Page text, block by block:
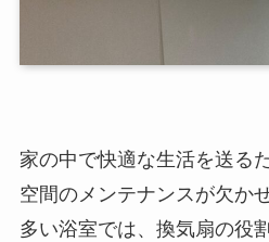
家の中で快適な生活を送る
空間のメンテナンスが欠か
多い浴室では、換気扇の役